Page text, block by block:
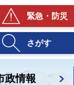
緊急・防災
さがす
政情報